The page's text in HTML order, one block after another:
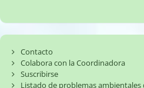
Contacto
Colabora con la Coordinadora
Suscribirse
Listado de problemas ambientales